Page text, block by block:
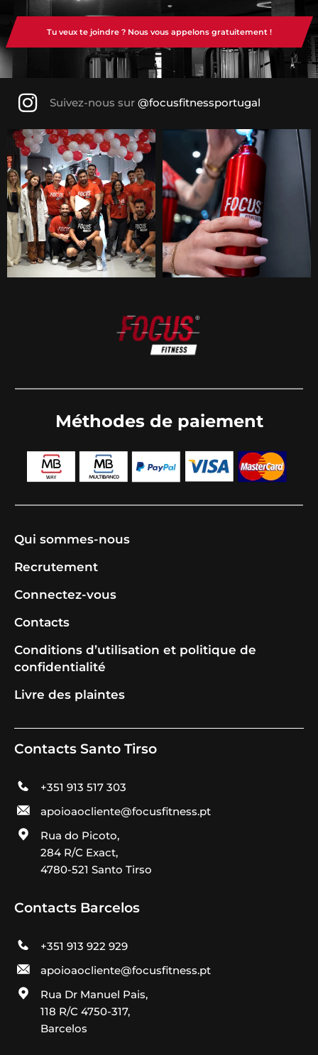
Tu veux te joindre ? Nous vous appelons gratuitement !
Suivez-nous sur @focusfitnessportugal
Méthodes de paiement
Qui sommes-nous
Recrutement
Connectez-vous
Contacts
Conditions d’utilisation et politique de
confidentialité
Livre des plaintes
Contacts Santo Tirso
+351 913 517 303
apoioaocliente@focusfitness.pt
Rua do Picoto,
284 R/C Exact,
4780-521 Santo Tirso
Contacts Barcelos
+351 913 922 929
apoioaocliente@focusfitness.pt
Rua Dr Manuel Pais,
118 R/C 4750-317,
Barcelos